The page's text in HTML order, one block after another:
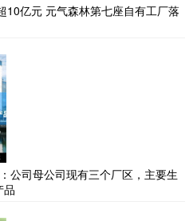
10亿元 元气森林第七座自有工厂落
公司母公司现有三个厂区，主要生
品